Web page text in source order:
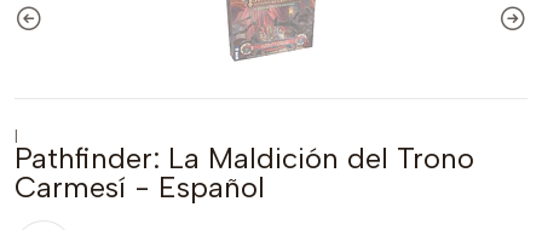
|
Pathfinder: La Maldición del Trono
Carmesí - Español